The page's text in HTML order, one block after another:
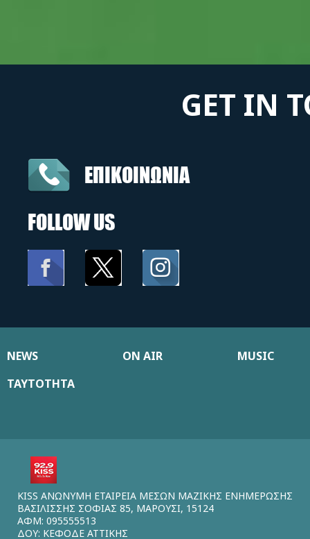
GET IN
ΕΠΙΚΟΙΝΩΝΙΑ
FOLLOW US
NEWS ON AIR
MUSIC
ΤΑΥΤΟΤΗΤΑ
KISS ΑΝΩΝΥΜΗ ΕΤΑΙΡΕΙΑ ΜΕΣΩΝ ΜΑΖΙΚΗΣ ΕΝΗΜΕΡΩΣΗΣ
ΒΑΣΙΛΙΣΣΗΣ ΣΟΦΙΑΣ 85, ΜΑΡΟΥΣΙ, 15124
ΑΦΜ: 095555513
ΔΟΥ: ΚΕΦΟΔΕ ΑΤΤΙΚΗΣ